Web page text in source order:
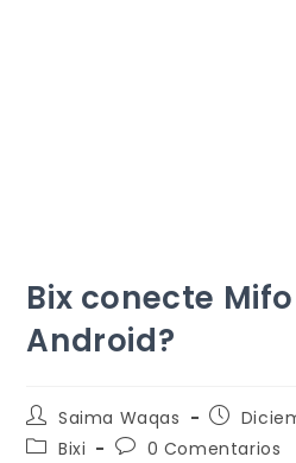
Bix conecte
Android?
Saima Waqas
Bixi
0 Comentarios